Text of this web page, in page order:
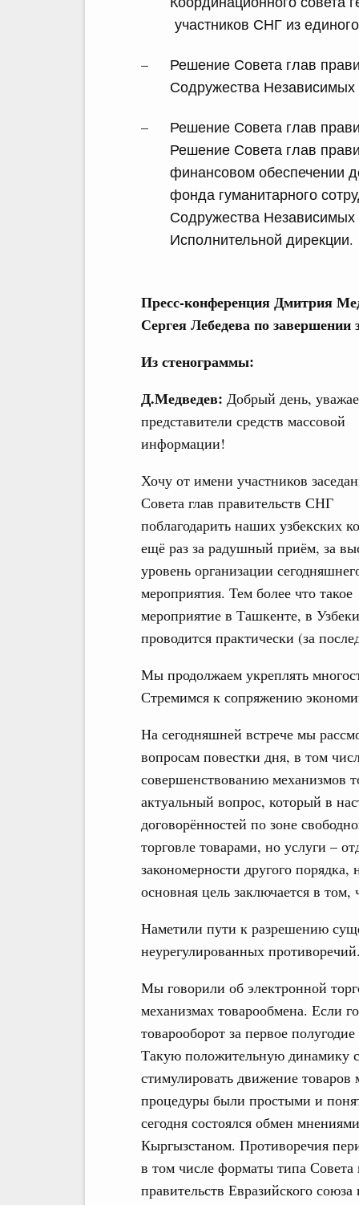
участников СНГ из
Решение Совета глав
Содружества Независимых
Решение Совета глав
Решение Совета глав
финансовом обеспечении
фонда гуманитарного
Содружества Независимых
Исполнительной дирекции.
Пресс-конференция Дмитрия
Сергея Лебедева по завершении
Из стенограммы:
Д.Медведев: Добрый день,
представители средств массовой
информации!
Хочу от имени участников
Совета глав правительств СНГ
поблагодарить наших узбекских
ещё раз за радушный приём, за
уровень организации
мероприятия. Тем более что такое
мероприятие в Ташкенте, в
проводится практически (за
Мы продолжаем укреплять
Стремимся к сопряжению
На сегодняшней встрече мы
вопросам повестки дня, в том
совершенствованию механизмов
актуальный вопрос, который в
договорённостей по зоне
торговле товарами, но услуги –
закономерности другого
основная цель заключается в
Наметили пути к разрешению
неурегулированных
Мы говорили об электронной
механизмах товарообмена. Если
товарооборот за первое
Такую положительную динамику
стимулировать движение
процедуры были простыми и
сегодня состоялся обмен
Кыргызстаном. Противоречия
в том числе форматы типа Совета
правительств Евразийского